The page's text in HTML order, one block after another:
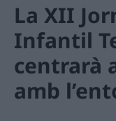
La XII
Infantil
centrarà
amb